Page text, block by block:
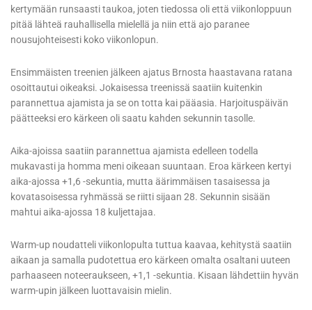
kertymään runsaasti taukoa, joten tiedossa oli että viikonloppuun
pitää lähteä rauhallisella mielellä ja niin että ajo paranee
nousujohteisesti koko viikonlopun.
Ensimmäisten treenien jälkeen ajatus Brnosta haastavana ratana
osoittautui oikeaksi. Jokaisessa treenissä saatiin kuitenkin
parannettua ajamista ja se on totta kai pääasia. Harjoituspäivän
päätteeksi ero kärkeen oli saatu kahden sekunnin tasolle.
Aika-ajoissa saatiin parannettua ajamista edelleen todella
mukavasti ja homma meni oikeaan suuntaan. Eroa kärkeen kertyi
aika-ajossa +1,6 -sekuntia, mutta äärimmäisen tasaisessa ja
kovatasoisessa ryhmässä se riitti sijaan 28. Sekunnin sisään
mahtui aika-ajossa 18 kuljettajaa.
Warm-up noudatteli viikonlopulta tuttua kaavaa, kehitystä saatiin
aikaan ja samalla pudotettua ero kärkeen omalta osaltani uuteen
parhaaseen noteeraukseen, +1,1 -sekuntia. Kisaan lähdettiin hyvän
warm-upin jälkeen luottavaisin mielin.